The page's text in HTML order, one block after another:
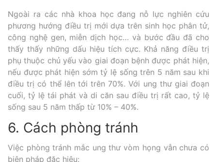
Ngoài ra các nhà khoa học đang nỗ lực nghiên cứu
phương hướng điều trị mới dựa trên sinh học phân tử,
công nghệ gen, miễn dịch học… và bước đầu đã cho
thấy thấy những dấu hiệu tích cực. Khả năng điều trị
phụ thuộc chủ yếu vào giai đoạn bệnh được phát hiện,
nếu được phát hiện sớm tỷ lệ sống trên 5 năm sau khi
điều trị có thể lên tới trên 70%. Với ung thư giai đoạn
cuối, tỷ lệ tái phát và di căn sau điều trị rất cao, tỷ lệ
sống sau 5 năm thấp từ 10% – 40%.
6. Cách phòng tránh
Việc phòng tránh mắc ung thư vòm họng vẫn chưa có
biện pháp đặc hiệu: